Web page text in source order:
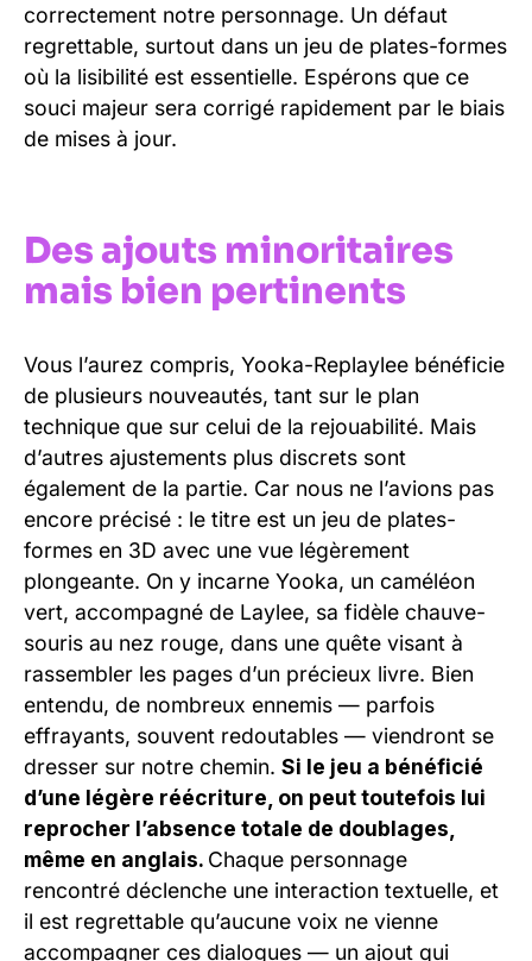
correctement notre personnage. Un défaut
regrettable, surtout dans un jeu de plates-formes
où la lisibilité est essentielle. Espérons que ce
souci majeur sera corrigé rapidement par le biais
de mises à jour.
Des ajouts minoritaires
mais bien pertinents
Vous l’aurez compris, Yooka-Replaylee bénéficie
de plusieurs nouveautés, tant sur le plan
technique que sur celui de la rejouabilité. Mais
d’autres ajustements plus discrets sont
également de la partie. Car nous ne l’avions pas
encore précisé : le titre est un jeu de plates-
formes en 3D avec une vue légèrement
plongeante. On y incarne Yooka, un caméléon
vert, accompagné de Laylee, sa fidèle chauve-
souris au nez rouge, dans une quête visant à
rassembler les pages d’un précieux livre. Bien
entendu, de nombreux ennemis — parfois
effrayants, souvent redoutables — viendront se
dresser sur notre chemin. Si le jeu a bénéficié
d’une légère réécriture, on peut toutefois lui
reprocher l’absence totale de doublages,
même en anglais. Chaque personnage
rencontré déclenche une interaction textuelle, et
il est regrettable qu’aucune voix ne vienne
accompagner ces dialogues — un ajout qui